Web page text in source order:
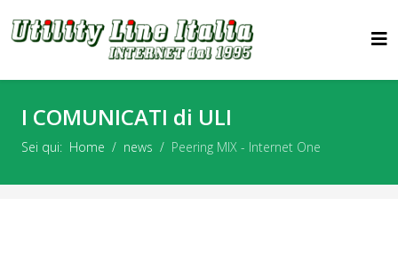
I COMUNICATI di ULI
Sei qui: Home news Peering MIX - Internet One